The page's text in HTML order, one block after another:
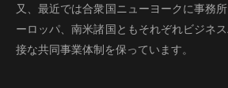
又、最近では合衆国ニューヨークに事務
ーロッパ、南米諸国ともそれぞれビジネ
接な共同事業体制を保っています。